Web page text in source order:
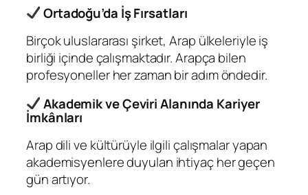
Ortadoğu’da İş Fırsatları
Birçok uluslararası şirket, Arap ülkeleriyle iş
birliği içinde çalışmaktadır. Arapça bilen
profesyoneller her zaman bir adım öndedir.
Akademik ve Çeviri Alanında Kariyer
İmkânları
Arap dili ve kültürüyle ilgili çalışmalar yapan
akademisyenlere duyulan ihtiyaç her geçen
gün artıyor.